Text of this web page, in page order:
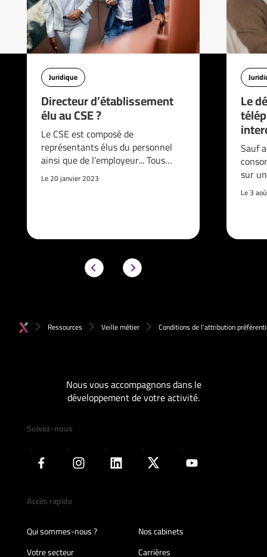
Juridique
Directeur d’établissement
élu au CSE ?
Le CSE est composé de
représentants élus du personnel
ainsi que de l’employeur... Tous…
Le 20 janvier 2023
Le
Sauf
sur
Le 3
Ressources Veille métier Conditions de l’attribution
Nous vous accompagnons dans le
développement de votre activité.
Suivez-nous
Accès rapide
Qui sommes-nous ?
Nos cabinets
Votre secteur
Carrières